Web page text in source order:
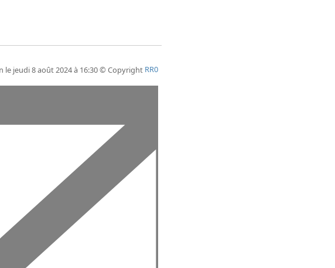
le jeudi 8 août 2024 à 16:30 © Copyright RR0